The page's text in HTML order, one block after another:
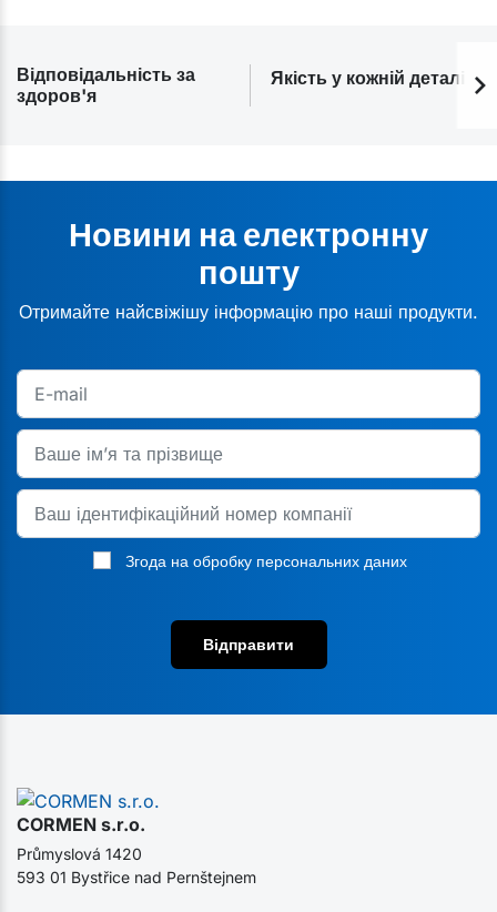
Відповідальність за
здоров'я
Якість у кожній деталі
Новини на електронну
пошту
Отримайте найсвіжішу інформацію про наші продукти.
Згода на обробку персональних даних
Відправити
CORMEN s.r.o.
Průmyslová 1420
593 01 Bystřice nad Pernštejnem